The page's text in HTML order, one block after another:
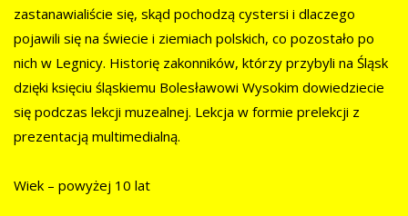
zastanawialiście się, skąd pochodzą cystersi i dlaczego
pojawili się na świecie i ziemiach polskich, co pozostało po
nich w Legnicy. Historię zakonników, którzy przybyli na Śląsk
dzięki księciu śląskiemu Bolesławowi Wysokim dowiedziecie
się podczas lekcji muzealnej. Lekcja w formie prelekcji z
prezentacją multimedialną.
Wiek – powyżej 10 lat